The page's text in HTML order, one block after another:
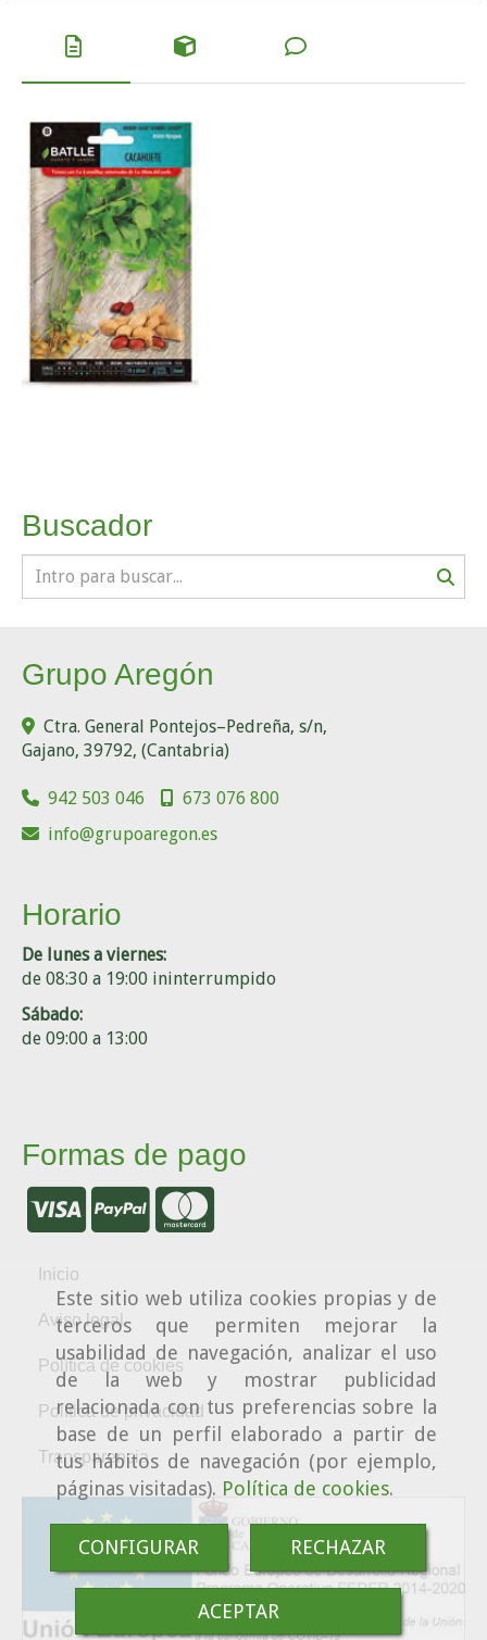
Este sitio web utiliza cookies propias y de
terceros que permiten mejorar la
usabilidad de navegación, analizar el uso
de la web y mostrar publicidad
relacionada con tus preferencias sobre la
base de un perfil elaborado a partir de
tus hábitos de navegación (por ejemplo,
páginas visitadas). Política de cookies.
CONFIGURAR RECHAZAR
ACEPTAR
Buscador
Grupo Aregón
Ctra. General Pontejos–Pedreña, s/n,
Gajano, 39792, (Cantabria)
942 503 046
673 076 800
info
grupoaregon.es
Horario
De lunes a viernes:
de 08:30 a 19:00 ininterrumpido
Sábado:
de 09:00 a 13:00
Formas de pago
Inicio
Aviso legal
Política de cookies
Política de privacidad
Transparencia